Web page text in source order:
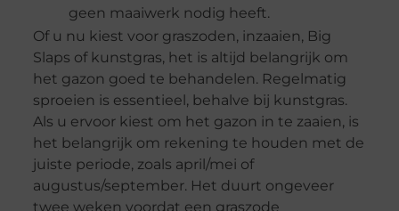
geen maaiwerk nodig heeft.
Of u nu kiest voor graszoden, inzaaien, Big
Slaps of kunstgras, het is altijd belangrijk om
het gazon goed te behandelen. Regelmatig
sproeien is essentieel, behalve bij kunstgras.
Als u ervoor kiest om het gazon in te zaaien, is
het belangrijk om rekening te houden met de
juiste periode, zoals april/mei of
augustus/september. Het duurt ongeveer
twee weken voordat een graszode